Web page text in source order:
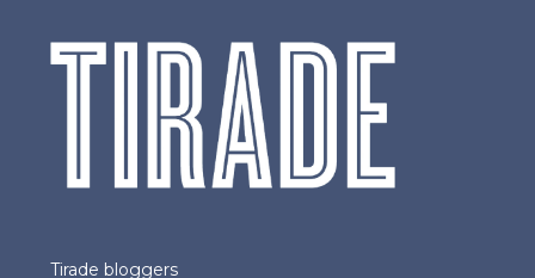
Tirade bloggers